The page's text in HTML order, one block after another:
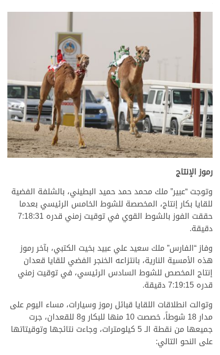
رموز الإنتاج
وتوجت “عبير” ملك محمد حمد حميد البطيني، بالشلفة الفضية
للقايا بكار إنتاج، المخصصة للشوط الخامس الرئيسي بعدما
حققت الفوز بالشوط القوي في توقيت زمني قدره 7:18:31
دقيقة.
وفاز “الفارس” ملك سعيد علي عبيد بخيت الكتبي، بآخر رموز
هذه الأمسية النارية، بانتزاعه الخنجر الفضي للقايا قعدان
إنتاج المخصص للشوط السادس الرئيسي، في توقيت زمني
قدره 7:19:15 دقيقة.
وتوالت انطلاقات اللقايا قبائل رموز وسيارات، مساء اليوم على
مدار 18 شوطاً، خصصت 10 منها للبكار و8 للقعدان، جرت
جميعها من نقطة الـ 5 كيلومترات، وجاءت نتائجها وتوقيتاتها
على النحو التالي: